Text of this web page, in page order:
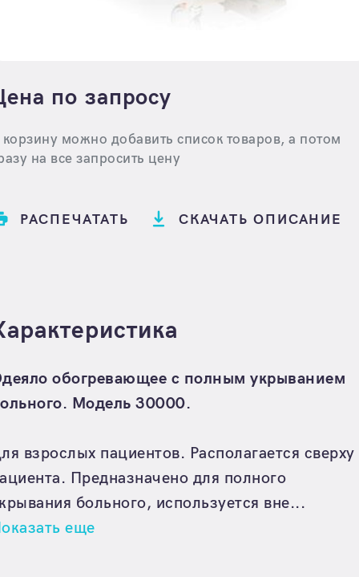
по запросу
можно добавить список товаров, а потом
на все запросить цену
СКАЧАТЬ ОПИСАНИЕ
РАСПЕЧАТАТЬ
обогревающее с полным укрыванием
Модель 30000.
взрослых пациентов. Располагается сверху
Предназначено для полного
больного, используется вне...
еще